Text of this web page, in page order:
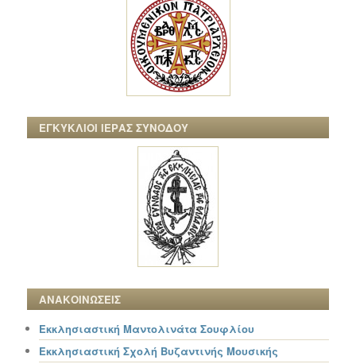
ΕΓΚΥΚΛΙΟΙ ΙΕΡΑΣ ΣΥΝΟΔΟΥ
ΑΝΑΚΟΙΝΩΣΕΙΣ
Εκκλησιαστική Μαντολινάτα Σουφλίου
Εκκλησιαστική Σχολή Βυζαντινής Μουσικής